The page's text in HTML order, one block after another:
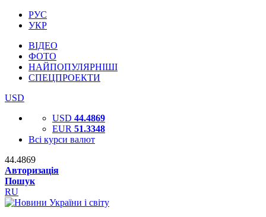
РУС
УКР
ВІДЕО
ФОТО
НАЙПОПУЛЯРНІШІ
СПЕЦПРОЕКТИ
USD
USD 44.4869
EUR 51.3348
Всі курси валют
44.4869
Авторизація
Пошук
RU